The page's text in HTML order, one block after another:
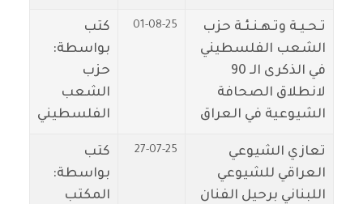
تـحـيـة وتـهـنـئـة حزب
الشعب الفلسطيني
في الذكرى الـ 90
لانطلاق الصحافة
الشيوعية في العراق
01-08-25
كتب
بواسطة:
حزب
الشعب
الفلسطيني
تعازي الشيوعي
العراقي للشيوعي
اللبناني برحيل الفنان
27-07-25
كتب
بواسطة:
المكتب